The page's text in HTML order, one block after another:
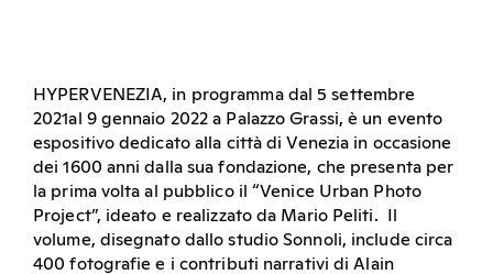
HYPERVENEZIA, in programma dal 5 settembre
2021al 9 gennaio 2022 a Palazzo Grassi, è un evento
espositivo dedicato alla città di Venezia in occasione
dei 1600 anni dalla sua fondazione, che presenta per
la prima volta al pubblico il “Venice Urban Photo
Project”, ideato e realizzato da Mario Peliti. Il
volume, disegnato dallo studio Sonnoli, include circa
400 fotografie e i contributi narrativi di Alain